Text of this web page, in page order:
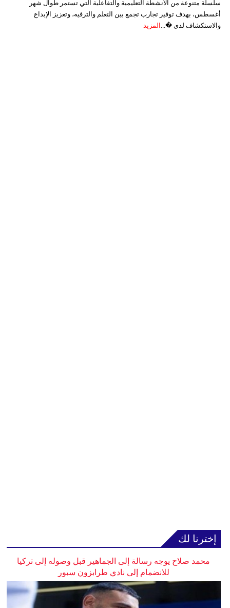
سلسلة متنوعة من الأنشطة التعليمية والتفاعلية التي تستمر طوال شهر
أغسطس، بهدف توفير تجارب تجمع بين التعلم والترفيه، وتعزيز الإبداع
والاستكشاف لدى �... المزيد
إخترنا لك
محمد صلاح يوجه رسالة إلى الجماهير قبل وصوله إلى تركيا
للانضمام إلى نادي طرابزون سبور